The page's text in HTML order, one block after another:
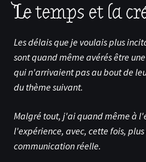
Le temps et la
Les délais que je voulais plus
sont quand même avérés être
qui n'arrivaient pas au bout de
du thème suivant.
Malgré tout, j'ai quand même à
l'expérience, avec, cette fois,
communication réelle.